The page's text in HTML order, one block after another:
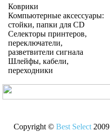
Коврики
Компьютерные аксессуары:
стойки, папки для CD
Селекторы принтеров,
переключатели,
разветвители сигнала
Шлейфы, кабели,
переходники
Copyright © Best Select2009